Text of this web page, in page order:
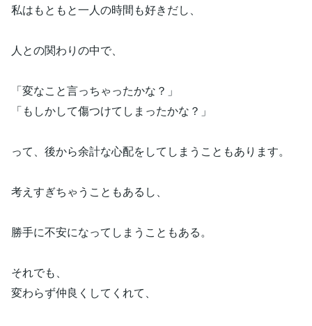
私はもともと一人の時間も好きだし、
人との関わりの中で、
「変なこと言っちゃったかな？」
「もしかして傷つけてしまったかな？」
って、後から余計な心配をしてしまうこともあります。
考えすぎちゃうこともあるし、
勝手に不安になってしまうこともある。
それでも、
変わらず仲良くしてくれて、